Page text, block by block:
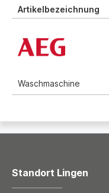
Artikelbezeichnung
Waschmaschine
Standort Lingen